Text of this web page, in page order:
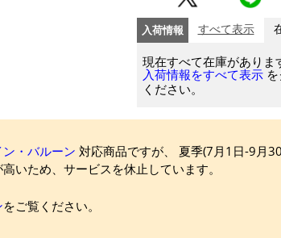
入荷情報 すべて表示
現在すべて在庫がありま
入荷情報をすべて表示
ください。
ン・バルーン 対応商品ですが、 夏季(7月1日-9月30
いため、サービスを休止しています。
をご覧ください。